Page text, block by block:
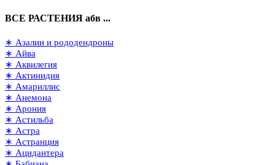
ВСЕ РАСТЕНИЯ абв ...
∗ Азалии и рододендроны
∗ Айва
∗ Аквилегия
∗ Актинидия
∗ Амариллис
∗ Анемона
∗ Арония
∗ Астильба
∗ Астра
∗ Астранция
∗ Ацидантера